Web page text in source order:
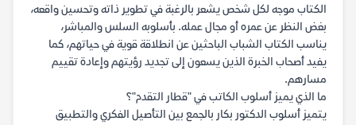
الكتاب موجه لكل شخص يشعر بالرغبة في تطوير ذاته وتحسين واقعه،
بغض النظر عن عمره أو مجال عمله. بأسلوبه السلس والمباشر،
يناسب الكتاب الشباب الباحثين عن انطلاقة قوية في حياتهم، كما
يفيد أصحاب الخبرة الذين يسعون إلى تجديد رؤيتهم وإعادة تقييم
مسارهم.
ما الذي يميز أسلوب الكاتب في "قطار التقدم"؟
يتميز أسلوب الدكتور بكار بالجمع بين التأصيل الفكري والتطبيق